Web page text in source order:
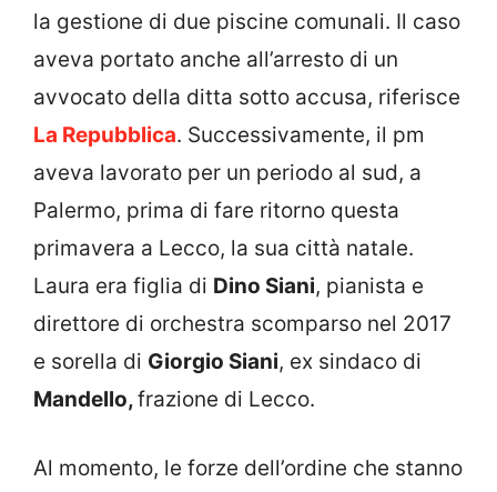
la gestione di due piscine comunali. Il caso
aveva portato anche all’arresto di un
avvocato della ditta sotto accusa, riferisce
La Repubblica. Successivamente, il pm
aveva lavorato per un periodo al sud, a
Palermo, prima di fare ritorno questa
primavera a Lecco, la sua città natale.
Laura era figlia di Dino Siani, pianista e
direttore di orchestra scomparso nel 2017
e sorella di Giorgio Siani, ex sindaco di
Mandello,frazione di Lecco.
Al momento, le forze dell’ordine che stanno